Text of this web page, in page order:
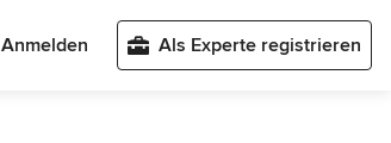
Anmelden Als Experte registrieren